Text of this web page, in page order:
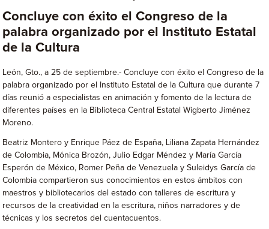
Concluye con éxito el Congreso de la
palabra organizado por el Instituto Estatal
de la Cultura
León, Gto., a 25 de septiembre.- Concluye con éxito el Congreso de la
palabra organizado por el Instituto Estatal de la Cultura que durante 7
días reunió a especialistas en animación y fomento de la lectura de
diferentes países en la Biblioteca Central Estatal Wigberto Jiménez
Moreno.
Beatriz Montero y Enrique Páez de España, Liliana Zapata Hernández
de Colombia, Mónica Brozón, Julio Edgar Méndez y María García
Esperón de México, Romer Peña de Venezuela y Suleidys García de
Colombia compartieron sus conocimientos en estos ámbitos con
maestros y bibliotecarios del estado con talleres de escritura y
recursos de la creatividad en la escritura, niños narradores y de
técnicas y los secretos del cuentacuentos.